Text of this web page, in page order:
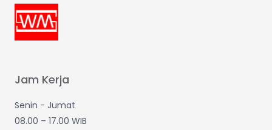
Jam Kerja
Senin - Jumat
08.00 – 17.00 WIB